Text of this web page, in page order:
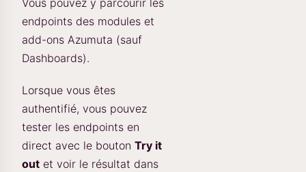
Vous pouvez y parcourir les
endpoints des modules et
add-ons Azumuta (sauf
Dashboards).
Lorsque vous êtes
authentifié, vous pouvez
tester les endpoints en
direct avec le bouton Try it
out et voir le résultat dans